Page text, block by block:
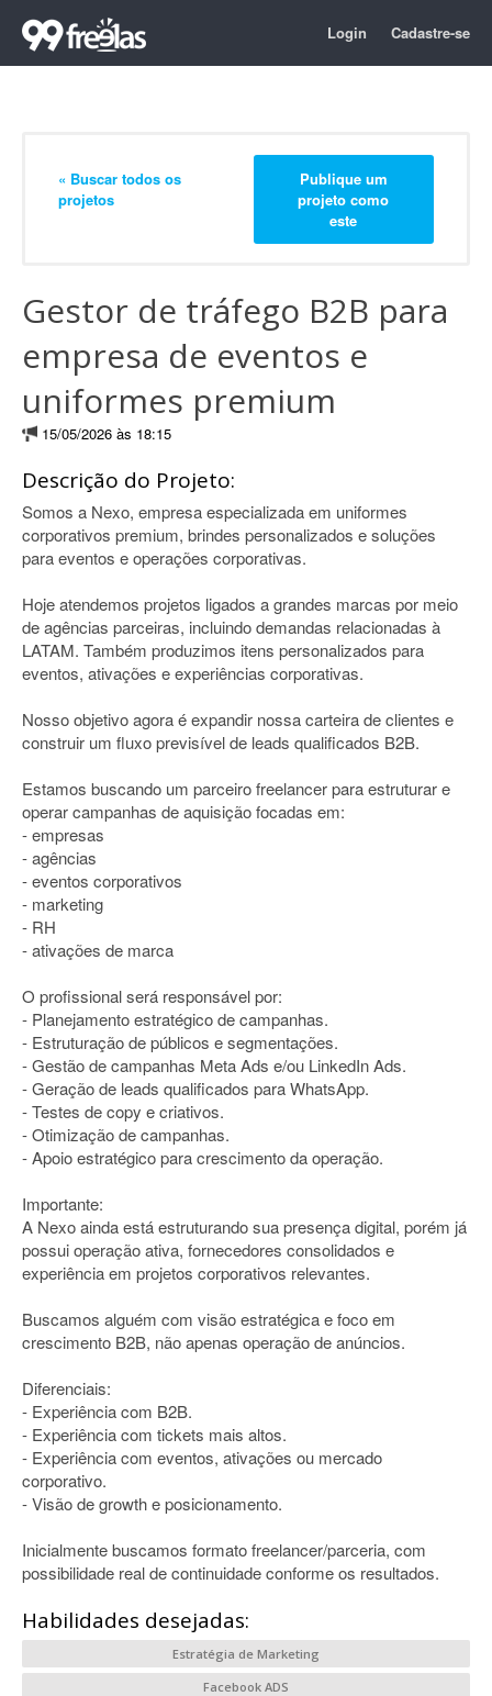
Login Cadastre-se
« Buscar todos os
projetos
Publique um
projeto como
este
Gestor de tráfego B2B para
empresa de eventos e
uniformes premium
15/05/2026 às 18:15
Descrição do Projeto:
Somos a Nexo, empresa especializada em uniformes
corporativos premium, brindes personalizados e soluções
para eventos e operações corporativas.
Hoje atendemos projetos ligados a grandes marcas por meio
de agências parceiras, incluindo demandas relacionadas à
LATAM. Também produzimos itens personalizados para
eventos, ativações e experiências corporativas.
Nosso objetivo agora é expandir nossa carteira de clientes e
construir um fluxo previsível de leads qualificados B2B.
Estamos buscando um parceiro freelancer para estruturar e
operar campanhas de aquisição focadas em:
- empresas
- agências
- eventos corporativos
- marketing
- RH
- ativações de marca
O profissional será responsável por:
- Planejamento estratégico de campanhas.
- Estruturação de públicos e segmentações.
- Gestão de campanhas Meta Ads e/ou LinkedIn Ads.
- Geração de leads qualificados para WhatsApp.
- Testes de copy e criativos.
- Otimização de campanhas.
- Apoio estratégico para crescimento da operação.
Importante:
A Nexo ainda está estruturando sua presença digital, porém já
possui operação ativa, fornecedores consolidados e
experiência em projetos corporativos relevantes.
Buscamos alguém com visão estratégica e foco em
crescimento B2B, não apenas operação de anúncios.
Diferenciais:
- Experiência com B2B.
- Experiência com tickets mais altos.
- Experiência com eventos, ativações ou mercado
corporativo.
- Visão de growth e posicionamento.
Inicialmente buscamos formato freelancer/parceria, com
possibilidade real de continuidade conforme os resultados.
Habilidades desejadas:
Estratégia de Marketing
Facebook ADS